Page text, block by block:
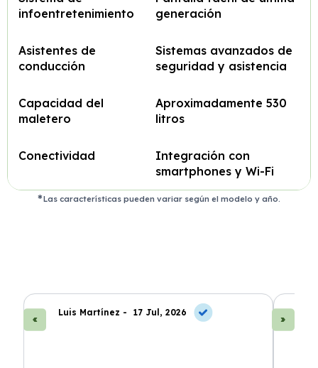
infoentretenimiento
generación
Asistentes de
conducción
Sistemas avanzados de
seguridad y asistencia
Capacidad del
maletero
Aproximadamente 530
litros
Conectividad
Integración con
smartphones y Wi-Fi
Las características pueden variar según el modelo y año.
Luis Martínez - 17 Jul, 2026